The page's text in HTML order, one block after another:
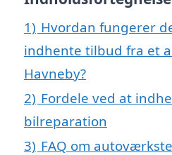
1) Hvordan fungerer
indhente tilbud fra et
Havneby?
2) Fordele ved at
bilreparation
3) FAQ om